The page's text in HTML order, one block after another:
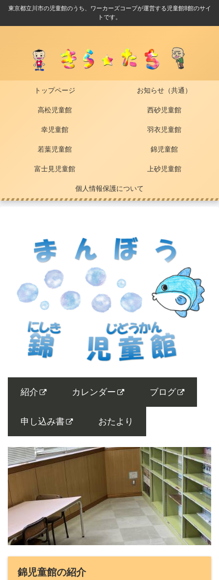
東京都立川市の児童館のうち、ワーカーズコープが運営する児童館8館のサイ
トです。
トップページ お知らせ（共通）
高松児童館 西砂児童館
幸児童館 羽衣児童館
若葉児童館 錦児童館
富士見児童館 上砂児童館
個人情報保護について
紹介 カレンダー ブログ
申し込み書 おたより
錦児童館の紹介